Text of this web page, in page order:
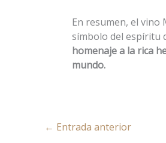
En resumen, el vino
símbolo del espíritu
homenaje a la rica
mundo.
← Entrada anterior